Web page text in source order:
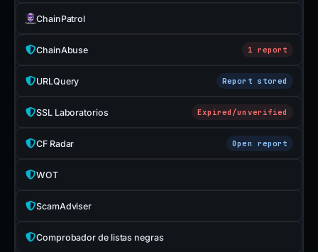
ChainPatrol
ChainAbuse 1 report
URLQuery Report stored
SSL Laboratorios Expired/unverified
CF Radar Open report
WOT
ScamAdviser
Comprobador de listas negras